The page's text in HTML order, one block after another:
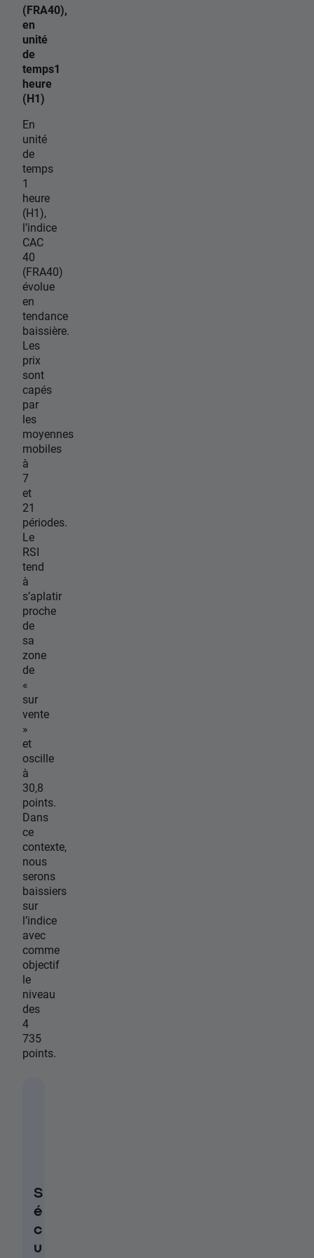
(FRA40),
en
unité
de
temps1
heure
(H1)
En
unité
de
temps
1
heure
(H1),
l’indice
CAC
40
(FRA40)
évolue
en
tendance
baissière.
Les
prix
sont
capés
par
les
moyennes
mobiles
à
7
et
21
périodes.
Le
RSI
tend
à
s’aplatir
proche
de
sa
zone
de
«
sur
vente
»
et
oscille
à
30,8
points.
Dans
ce
contexte,
nous
serons
baissiers
sur
l’indice
avec
comme
objectif
le
niveau
des
4
735
points.
S
é
c
u